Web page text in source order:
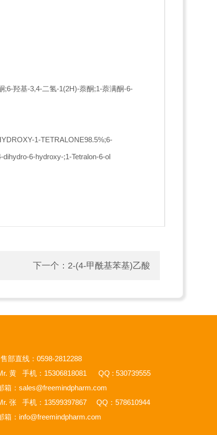
;6-羟基-3,4-二氢-1(2H)-萘酮;1-萘满酮-6-
1-TETRALONE98.5%;6-
6-hydroxy-;1-Tetralon-6-ol
下一个： 2-(4-甲酰基苯基)乙酸
部直线：0598-2812288
黄 手机：15306818081 QQ : 530739555
： sales@freemindpharm.com
张 手机：13599397867 QQ：578610944
： info@freemindpharm.com